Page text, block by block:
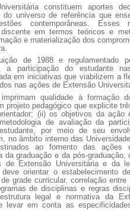
constituem aportes
universo de referência que
contemporâneas. Esses
em termos teóricos e
e materialização dos
de 1988 e regulamentado
a participação do estudante
em iniciativas que viabilizem a
nas ações de Extensão
qualidade à formação
projeto pedagógico que explicite
(ii) os objetivos da ação
de avaliação da
por meio de seu
no âmbito interno das
ao fomento das ações
da graduação e da pós-
de Extensão Universitária e da
orientar o estabelecimento
grade curricular, correlação entre
de disciplinas e regras
legal e normativa da
levar em conta as